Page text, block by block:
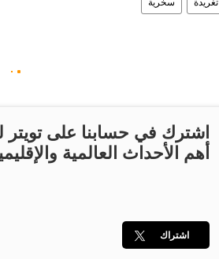
تغريدة سخرية
اشترك في حسابنا على تويتر
أهم الأحداث العالمية
اشتراك